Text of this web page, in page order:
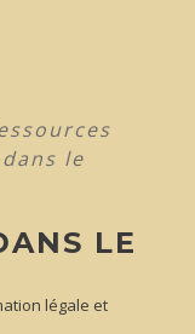
le
LE
légale et